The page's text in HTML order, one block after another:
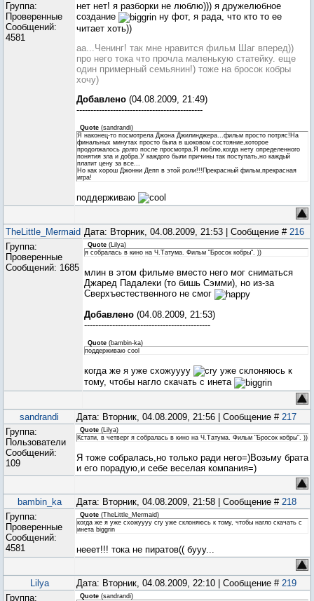
Группа:
Проверенные
Сообщений:
4581
нет нет! я разборки не люблю))) я дружелюбное
создание
ну фот, я рада, что кто то ее
читает хоть))
аа...Ченинг! так мне нравится фильм Шаг вперед))
про него тока что прочла маленькую статейку. еще
один примерный семьянин!) тоже на бросок кобры
хочу)
Добавлено (04.08.2009, 21:49)
---------------------------------------------
Quote (sandrandi)
Я наконец-то посмотрела Джона Джилинджера...фильм просто потряс!На
финальных минутах просто была в шоковом состояние,которое
продолжалось долго после просмотра.Я люблю,когда нету определенного
понятия зла и добра.У каждого были причины так поступать,но каждый
платит цену за все...
Но как хорош Джонни Депп в этой роли!!!Прекрасный фильм,прекрасная
игра!
поддерживаю
TheLittle_Mermaid Дата: Вторник, 04.08.2009, 21:53 | Сообщение # 216
Группа:
Проверенные
Сообщений: 1685
Quote (Lilya)
я собралась в кино на Ч.Татума. Фильм "Бросок кобры". ))
млин в этом фильме вместо него мог сниматься
Джаред Падалеки (то бишь Сэмми), но из-за
Сверхъестественного не смог
Добавлено (04.08.2009, 21:53)
---------------------------------------------
Quote (bambin-ka)
поддерживаю cool
когда же я уже схожуууу
уже склоняюсь к
тому, чтобы нагло скачать с инета
sandrandi Дата: Вторник, 04.08.2009, 21:56 | Сообщение # 217
Группа:
Пользователи
Сообщений:
109
Quote (Lilya)
Кстати, в четверг я собралась в кино на Ч.Татума. Фильм "Бросок кобры". ))
Я тоже собралась,но только ради него=)Возьму брата
и его порадую,и себе веселая компания=)
bambin_ka Дата: Вторник, 04.08.2009, 21:58 | Сообщение # 218
Группа:
Проверенные
Сообщений:
4581
Quote (TheLittle_Mermaid)
когда же я уже схожуууу cry уже склоняюсь к тому, чтобы нагло скачать с
инета biggrin
нееет!!! тока не пиратов(( бууу...
Lilya Дата: Вторник, 04.08.2009, 22:10 | Сообщение # 219
Группа:
Quote (sandrandi)